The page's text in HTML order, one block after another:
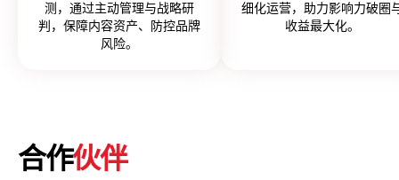
测，通过主动管理与战略研
判，保障内容资产、防控品牌
风险。
细化运营，助力影响力破圈
收益最大化。
合作伙伴